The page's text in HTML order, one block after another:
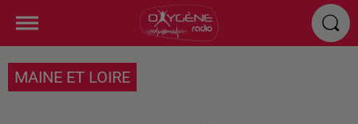
MAINE ET LOIRE